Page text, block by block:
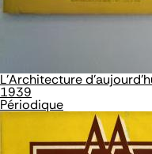
L'Architecture
1939
Périodique